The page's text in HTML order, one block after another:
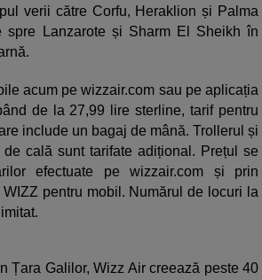
verii către Corfu, Heraklion și Palma
spre Lanzarote și Sharm El Sheikh în
acum pe wizzair.com sau pe aplicația
de la 27,99 lire sterline, tarif pentru
include un bagaj de mână. Trollerul și
cală sunt tarifate adițional. Prețul se
efectuate pe wizzair.com și prin
pentru mobil. Numărul de locuri la
Țara Galilor, Wizz Air creează peste 40